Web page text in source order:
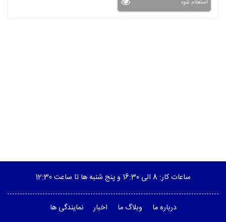
استعلام شود
ساعات کار: 8 الی 16:30 و پنج شنبه ها تا ساعت 12:30
درباره ما وبلاگ ما اخبار نمایندگی ها